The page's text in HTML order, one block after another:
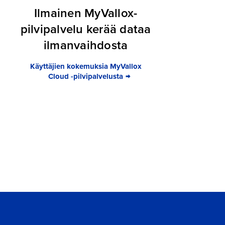
Ilmainen MyVallox-
pilvipalvelu kerää dataa
ilmanvaihdosta
Käyttäjien kokemuksia MyVallox
Cloud -pilvipalvelusta